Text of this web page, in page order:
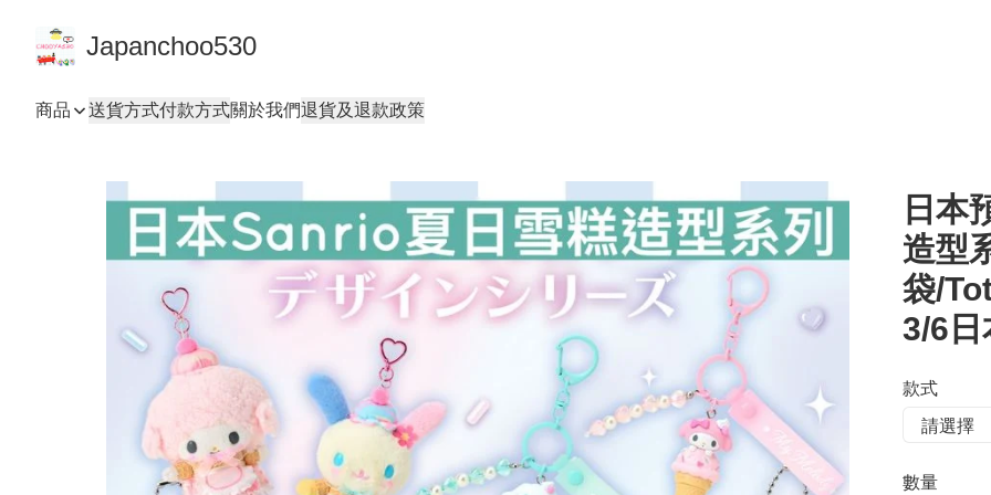
Japanchoo530
商品 送貨方式付款方式關於我們退貨及退款政策
日本
造型
袋/
3/6日
款式
數量